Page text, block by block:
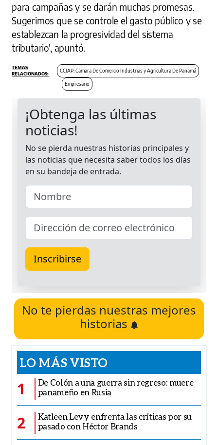
para campañas y se darán muchas promesas.
Sugerimos que se controle el gasto público y se
establezcan la progresividad del sistema
tributario', apuntó.
CCIAP: Cámara De Comercio Industrias y Agricultura De Panamá
Empresario
No te pierdas nuestras mejores
historias
LO MÁS VISTO
1
De Colón a una guerra sin regreso: muere
panameño en Rusia
2
Katleen Levy enfrenta las críticas por su
pasado con Héctor Brands